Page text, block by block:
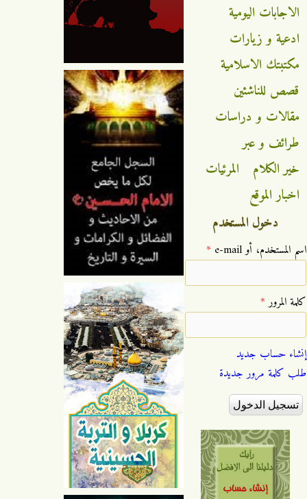
الاجابات اليومية
ادعية و زيارات
مكتبتك الاسلامية
قصص للناشئين
مقالات و دراسات
طرائف و عبر
خير الكلام
المرئيات
اخبار الموقع
دخول المستخدم
‏اسم المستخدم، أو e-mail ‏ *
‏كلمة المرور ‏*
إنشاء حساب جديد
طلب كلمة مرور جديدة